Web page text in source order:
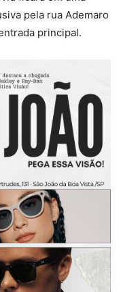
pela rua Ademaro
principal.